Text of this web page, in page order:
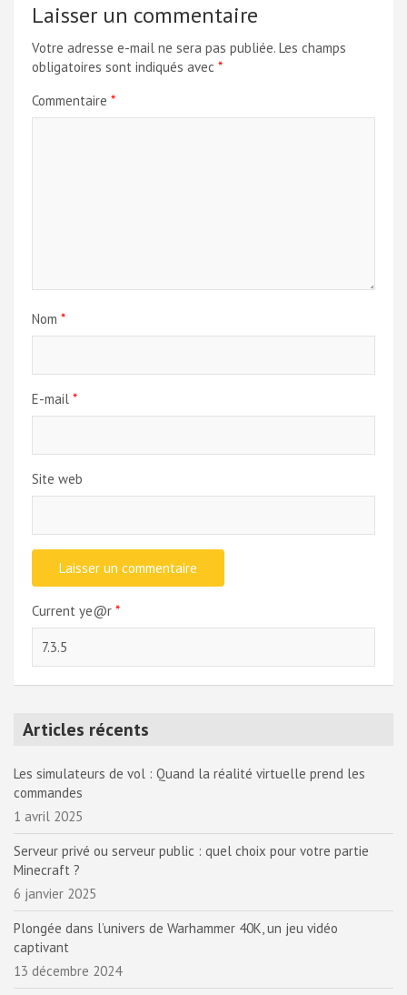
Laisser un commentaire
Votre adresse e-mail ne sera pas publiée. Les champs
obligatoires sont indiqués avec *
Commentaire *
Nom *
E-mail *
Site web
Current ye@r *
Articles récents
Les simulateurs de vol : Quand la réalité virtuelle prend les
commandes
1 avril 2025
Serveur privé ou serveur public : quel choix pour votre partie
Minecraft ?
6 janvier 2025
Plongée dans l’univers de Warhammer 40K, un jeu vidéo
captivant
13 décembre 2024